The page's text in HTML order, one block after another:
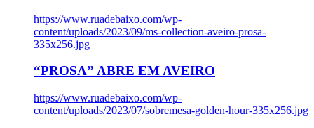
https://www.ruadebaixo.com/wp-
content/uploads/2023/09/ms-collection-aveiro-prosa-
335x256.jpg
“PROSA” ABRE EM AVEIRO
https://www.ruadebaixo.com/wp-
content/uploads/2023/07/sobremesa-golden-hour-335x256.jpg